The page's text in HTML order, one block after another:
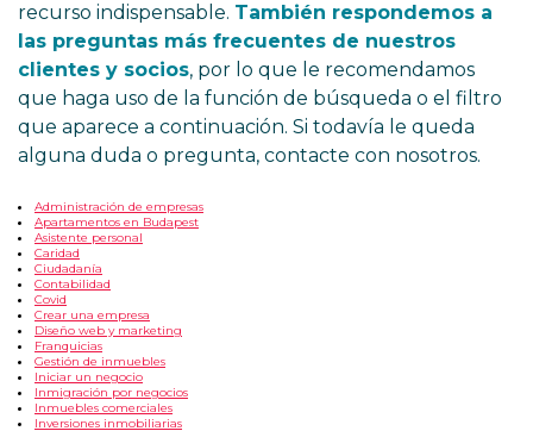
recurso indispensable. También respondemos a
las preguntas más frecuentes de nuestros
clientes y socios, por lo que le recomendamos
que haga uso de la función de búsqueda o el filtro
que aparece a continuación. Si todavía le queda
alguna duda o pregunta, contacte con nosotros.
Administración de empresas
Apartamentos en Budapest
Asistente personal
Caridad
Ciudadanía
Contabilidad
Covid
Crear una empresa
Diseño web y marketing
Franquicias
Gestión de inmuebles
Iniciar un negocio
Inmigración por negocios
Inmuebles comerciales
Inversiones inmobiliarias